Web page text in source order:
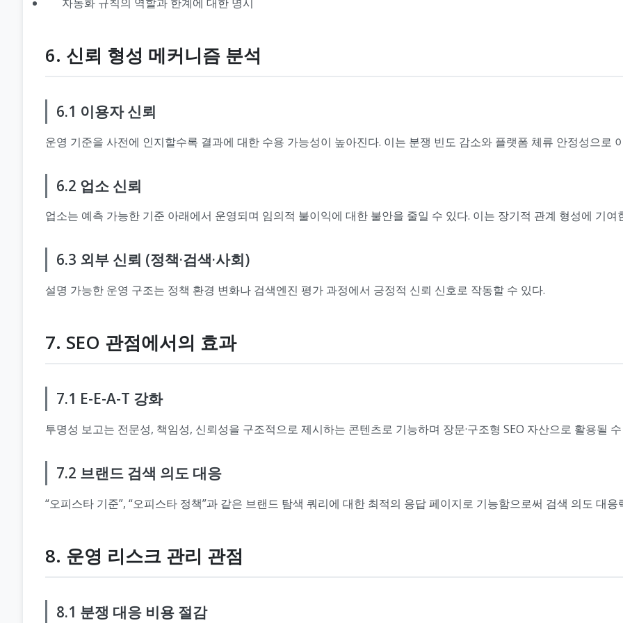
6. 신뢰 형성 메커니즘 분석
6.1 이용자 신뢰
운영 기준을 사전에 인지할수록 결과에 대한 수용 가능성이 높아진다. 이는 분쟁 빈도 감소와 플랫폼 체류 안정성으로
6.2 업소 신뢰
업소는 예측 가능한 기준 아래에서 운영되며 임의적 불이익에 대한 불안을 줄일 수 있다. 이는 장기적 관계 형성에 기여
6.3 외부 신뢰 (정책·검색·사회)
설명 가능한 운영 구조는 정책 환경 변화나 검색엔진 평가 과정에서 긍정적 신뢰 신호로 작동할 수 있다.
7. SEO 관점에서의 효과
7.1 E-E-A-T 강화
투명성 보고는 전문성, 책임성, 신뢰성을 구조적으로 제시하는 콘텐츠로 기능하며 장문·구조형 SEO 자산으로 활용될
7.2 브랜드 검색 의도 대응
“오피스타 기준”, “오피스타 정책”과 같은 브랜드 탐색 쿼리에 대한 최적의 응답 페이지로 기능함으로써 검색 의도 대응
8. 운영 리스크 관리 관점
8.1 분쟁 대응 비용 절감